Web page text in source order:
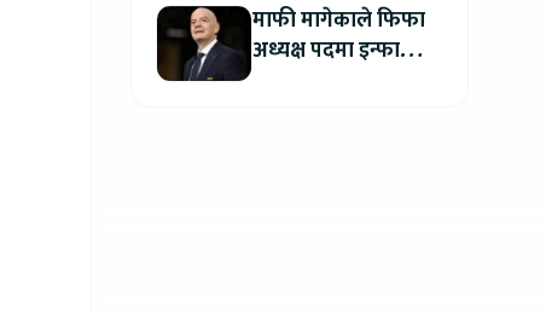
माफी मागेकाले फिफा
अध्यक्ष पदमा इन्फान्टिनो